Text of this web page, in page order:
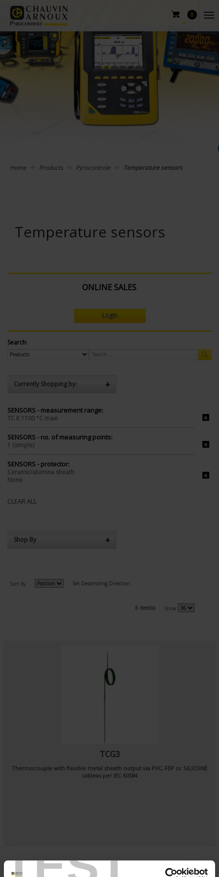
0
Home Products Pyrocontrole Temperature sensors
Temperature sensors
ONLINE SALES
Login
Search:
Currently Shopping by:
SENSORS - measurement range:
TC K 1100 °C maxi
SENSORS - no. of measuring points:
1 (simple)
SENSORS - protector:
Ceramic/alumina sheath
None
CLEAR ALL
Shop By
Sort By Set Descending Direction
6 item(s) Show
TCG3
Thermocouple with flexible metal sheath output via PVC, FEP or SILICONE
cableas per IEC 60584